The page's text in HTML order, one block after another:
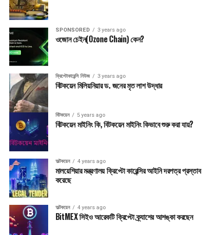
SPONSORED 3 years ago
ওজোন চেইন(Ozone Chain) কেন?
ক্রিপ্টোকারেন্সি নিউজ 3 years ago
বিটকয়েন মিলিয়নিয়ার ড. জনের মৃত লাশ উদ্ধার
বিটকয়েন 5 years ago
বিটকয়েন মাইনিং কি, বিটকয়েন মাইনিং কিভাবে শুরু করা যায়?
অল্টকয়েন 4 years ago
মালয়েশিয়ার মন্ত্রণালয় ক্রিপ্টো কারেন্সির আইনি দরপত্র প্রস্তাব
করেছে
অল্টকয়েন 4 years ago
BitMEX সিইও আরেকটি ক্রিপ্টো ক্র্যাশের আশঙ্কা করছেন